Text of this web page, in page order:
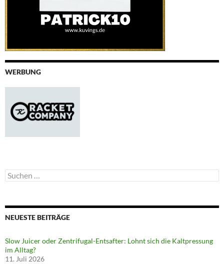
WERBUNG
Suchen
nach:
NEUESTE BEITRÄGE
Slow Juicer oder Zentrifugal-Entsafter: Lohnt sich die Kaltpressung
im Alltag?
11. Juli 2026